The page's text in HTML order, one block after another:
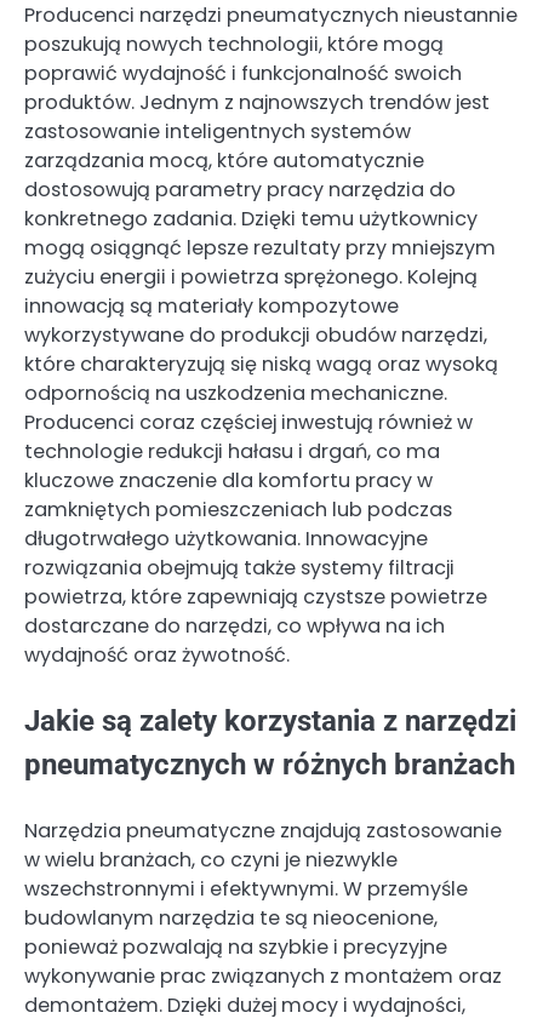
Producenci narzędzi pneumatycznych nieustannie
poszukują nowych technologii, które mogą
poprawić wydajność i funkcjonalność swoich
produktów. Jednym z najnowszych trendów jest
zastosowanie inteligentnych systemów
zarządzania mocą, które automatycznie
dostosowują parametry pracy narzędzia do
konkretnego zadania. Dzięki temu użytkownicy
mogą osiągnąć lepsze rezultaty przy mniejszym
zużyciu energii i powietrza sprężonego. Kolejną
innowacją są materiały kompozytowe
wykorzystywane do produkcji obudów narzędzi,
które charakteryzują się niską wagą oraz wysoką
odpornością na uszkodzenia mechaniczne.
Producenci coraz częściej inwestują również w
technologie redukcji hałasu i drgań, co ma
kluczowe znaczenie dla komfortu pracy w
zamkniętych pomieszczeniach lub podczas
długotrwałego użytkowania. Innowacyjne
rozwiązania obejmują także systemy filtracji
powietrza, które zapewniają czystsze powietrze
dostarczane do narzędzi, co wpływa na ich
wydajność oraz żywotność.
Jakie są zalety korzystania z narzędzi
pneumatycznych w różnych branżach
Narzędzia pneumatyczne znajdują zastosowanie
w wielu branżach, co czyni je niezwykle
wszechstronnymi i efektywnymi. W przemyśle
budowlanym narzędzia te są nieocenione,
ponieważ pozwalają na szybkie i precyzyjne
wykonywanie prac związanych z montażem oraz
demontażem. Dzięki dużej mocy i wydajności,